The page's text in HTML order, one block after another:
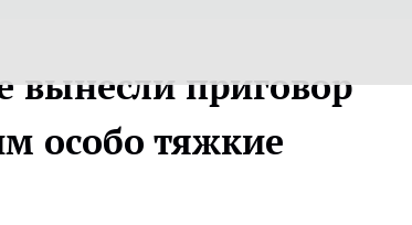
вынесли приговор
особо тяжкие